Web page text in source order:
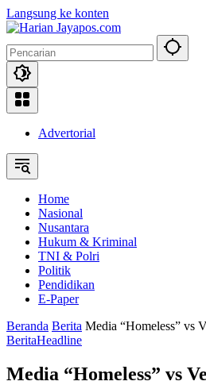
Langsung ke konten
Advertorial
Home
Nasional
Nusantara
Hukum & Kriminal
TNI & Polri
Politik
Pendidikan
E-Paper
Beranda Berita Media “Homeless” vs
BeritaHeadline
Media “Homeless” vs